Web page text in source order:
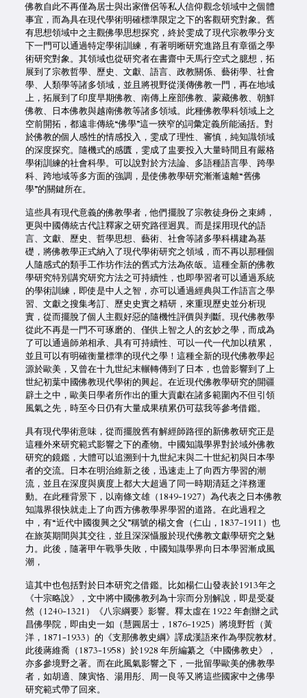
佛教自此不再僅為居士與出家僧侶等私人信仰觀念領域中之個體
事宜，而為具在現代學術明確標準限定之下的客觀研究對象。舊
有思想領域中之主觀佛學思想探究，終於雯成了現代宗教學分支
下一門可以通過特定學術訓練，有著明晰研究進路且有章循之學
術研究對象。其領域也從研究者在書齋中天馬行空式之臆想，拓
展到了宗教哲學、歷史、文獻、語言、政教關係、藝術學、社會
學、人類學等諸多領域，並且將視野從漢傳佛教一門，再在地域
上，拓展到了印度早期佛教、南傳上座部佛教、蒙藏佛教、朝鮮
佛教、日本佛教與越南佛教等諸多領域。此種佛教學科領域上之
空前開拓，都遠非傳統“佛學”這一狹窄的詞彙定義所能涵括。對
於佛教的個人感性的情感投入，雯成了理性、審慎，純知識領域
的深度探究。隨機式的感匱，雯成了盅要投入大量時間且有嚴格
學術訓練的社會科學。可以說對於方法論、多語種語言學、跨學
科、跨地域等多方面的強調，是使佛教學研究漸漸遠離“舊佛
學”的關鍵所在。
這些具有現代意義的佛教學者，他們擺脫了宗教徒身份之束縛，
更與中國傳統古代註釋家之研究路徑迥異。而是採用現代的語
言、文獻、歷史、哲學思想、藝術、社會等諸多學科構建為基
礎，將佛教學正式納入了現代學術研究之領域，而不再以那種個
人隨感式的類手工作坊作法的舊式方法為依皈。這種全新的佛教
學研究特別講究研究方法之可持續性，也即學習者可以通過系統
的學術訓練，即使是中人之智，亦可以通過經典與工作語言之學
習、文獻之搜集考訂、歷史史實之精研，來重現歷史並分析現
實，從而擺脫了個人主觀好惡的隨機性評價與判斷。現代佛教學
從此不再是一門不可琢磨的、僅供上智之人的玄妙之學，而成為
了可以通過師弟相承、具有可持續性、可以一代一代加以積累，
並且可以有明確衡量標準的現代之學！這種全新的現代佛教學起
源於歐美，又曾在十九世紀末輾轉傳到了日本，也曾影響到了上
世紀初葉中國佛教現代學術的興起。在近現代佛教學研究的開疆
辟土之中，歐美日學者所作出的重大貢獻在諸多範圍內不但引領
風氣之先，時至今日仍有大量成果積累仍可茲我等參考借鑑。
具有現代學術意味，從而擺脫舊有解經師路徑的新佛教研究正是
這種外來研究範式影響之下的產物。中國知識學界對於域外佛教
研究的鏡鑑，大體可以追溯到十九世紀末與二十世紀初與日本學
者的交流。日本在明治維新之後，迅速走上了向西方學習的潮
流，並且在深度與廣度上都大大超過了同一時期清廷之洋務運
動。在此種背景下，以南條文雄（1849-1927）為代表之日本佛教
知識界很快就走上了向西方佛教學界學習的道路。在此過程之
中，有“近代中國復興之父”稱號的楊文會（仁山，1837-1911）也
在旅英期間與其交往，並且深深懾服於現代佛教文獻學研究之魅
力。此後，隨著甲午戰爭失敗，中國知識學界向日本學習漸成風
潮，
這其中也包括對於日本研究之借鑑。比如楊仁山發表於1913年之
《十宗略說》，文中將中國佛教列為十宗而分別解說，即是受凝
然（1240-1321）《八宗綱要》影響。釋太虛在 1922 年創辦之武
昌佛學院，即由史一如（慧圓居士，1876-1925）將境野哲（黃
洋，1871-1933）的《支那佛教史綱》譯成漢語來作為學院教材。
此後蔣維喬（1873-1958）於1928 年所編纂之《中國佛教史》，
亦多參境野之著。而在此風氣影響之下，一批留學歐美的佛教學
者，如胡適、陳寅恪、湯用彤、周一良等又將這些國家中之佛學
研究範式帶了回來。